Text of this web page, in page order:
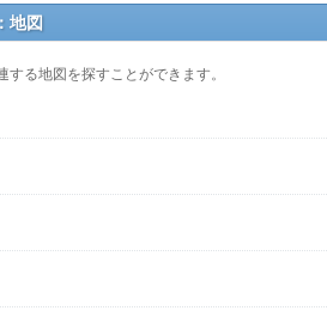
地図
る地図を探すことができます。